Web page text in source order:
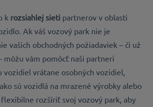
k rozsiahlej sietipartnerov v oblasti
. Ak váš vozový park nie je
vašich obchodných požiadaviek – či už
môžu vám pomôcť naši partneri
vrátane osobných vozidiel,
sú vozidlá na mrazené výrobky alebo
rozšíriť svoj vozový park, aby